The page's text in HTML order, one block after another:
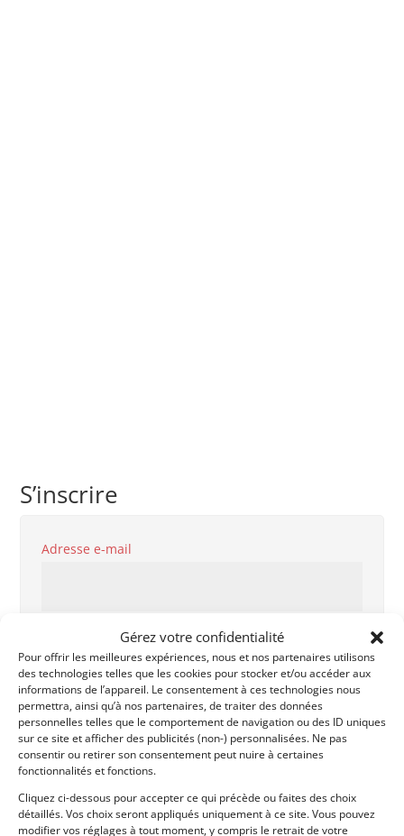
Gérez votre confidentialité
Pour offrir les meilleures expériences, nous et nos partenaires utilisons
des technologies telles que les cookies pour stocker et/ou accéder aux
informations de l’appareil. Le consentement à ces technologies nous
permettra, ainsi qu’à nos partenaires, de traiter des données
personnelles telles que le comportement de navigation ou des ID uniques
sur ce site et afficher des publicités (non-) personnalisées. Ne pas
consentir ou retirer son consentement peut nuire à certaines
fonctionnalités et fonctions.
Cliquez ci-dessous pour accepter ce qui précède ou faites des choix
détaillés. Vos choix seront appliqués uniquement à ce site. Vous pouvez
modifier vos réglages à tout moment, y compris le retrait de votre
S’inscrire
Adresse e-mail
Mot de passe Obligatoire
Genre
Prénom